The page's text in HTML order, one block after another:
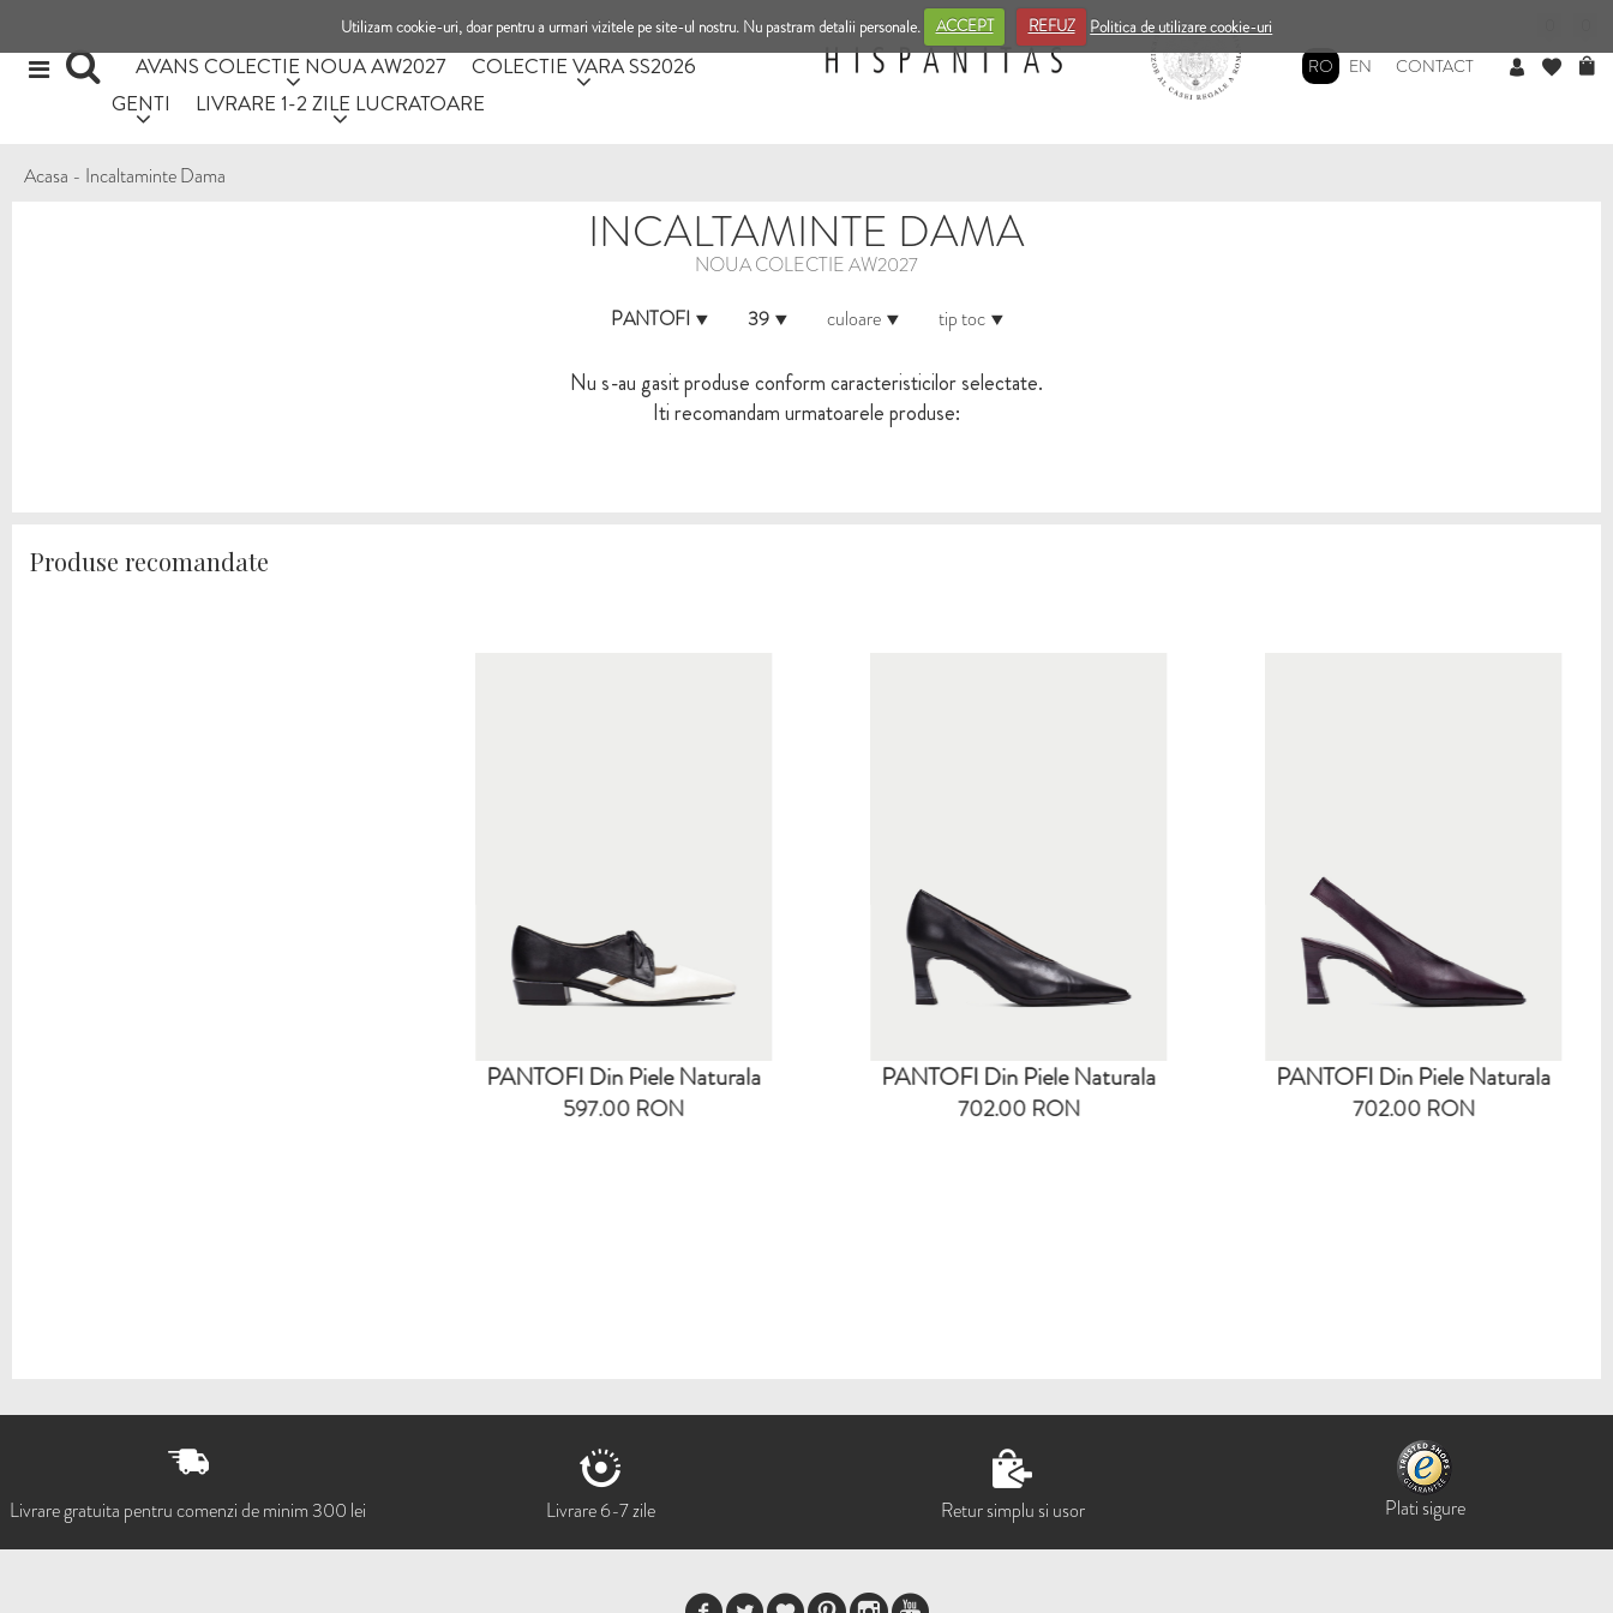
Utilizam cookie-uri, doar pentru a urmari vizitele pe site-ul nostru. Nu pastram detalii personale. ACCEPT REFUZ Politica de utilizare cookie-uri
AVANS COLECTIE NOUA AW2027
COLECTIE VARA SS2026
GENTI
LIVRARE 1-2 ZILE LUCRATOARE
RO EN CONTACT
Acasa - Incaltaminte Dama
INCALTAMINTE DAMA
NOUA COLECTIE AW2027
PANTOFI
39 culoare tip toc
Nu s-au gasit produse conform caracteristicilor selectate.
Iti recomandam urmatoarele produse:
Produse recomandate
PANTOFI Din Piele Naturala
597.00 RON
PANTOFI Din Piele Naturala
702.00 RON
PANTOFI Din Piele Naturala
702.00 RON
Livrare gratuita pentru comenzi de minim 300 lei Livrare 6-7 zile Retur simplu si usor Plati sigure